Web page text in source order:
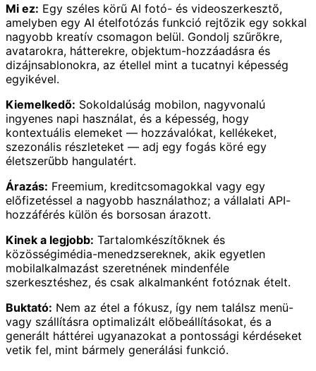
Mi ez: Egy széles körű AI fotó- és videoszerkesztő,
amelyben egy AI ételfotózás funkció rejtőzik egy sokkal
nagyobb kreatív csomagon belül. Gondolj szűrőkre,
avatarokra, hátterekre, objektum-hozzáadásra és
dizájnsablonokra, az étellel mint a tucatnyi képesség
egyikével.
Kiemelkedő: Sokoldalúság mobilon, nagyvonalú
ingyenes napi használat, és a képesség, hogy
kontextuális elemeket — hozzávalókat, kellékeket,
szezonális részleteket — adj egy fogás köré egy
életszerűbb hangulatért.
Árazás: Freemium, kreditcsomagokkal vagy egy
előfizetéssel a nagyobb használathoz; a vállalati API-
hozzáférés külön és borsosan árazott.
Kinek a legjobb: Tartalomkészítőknek és
közösségimédia-menedzsereknek, akik egyetlen
mobilalkalmazást szeretnének mindenféle
szerkesztéshez, és csak alkalmanként fotóznak ételt.
Buktató: Nem az étel a fókusz, így nem találsz menü-
vagy szállításra optimalizált előbeállításokat, és a
generált háttérei ugyanazokat a pontossági kérdéseket
vetik fel, mint bármely generálási funkció.